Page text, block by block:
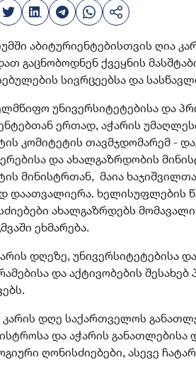
აბიტურიენტებისთვის ღია
გაცნობოდნენ ქვეყნის
სივრცეებსა და
უნივერსიტეტებისა და
ერთად, აჭარის
კომიტეტის თავმჯდომარემ -
და ახალგაზრდობის
მინისტრთან, მაია ხაჯიშვილ
დაათვალიერა. ხელისუფლების
ახალგაზრდებს
ეხმარება.
დღეზე, უნივერსიტეტებისა
და აქტივობების შესახებ
.
კარის დღე საქართველოს
და აჭარის
ღონისძიებები, ასევე